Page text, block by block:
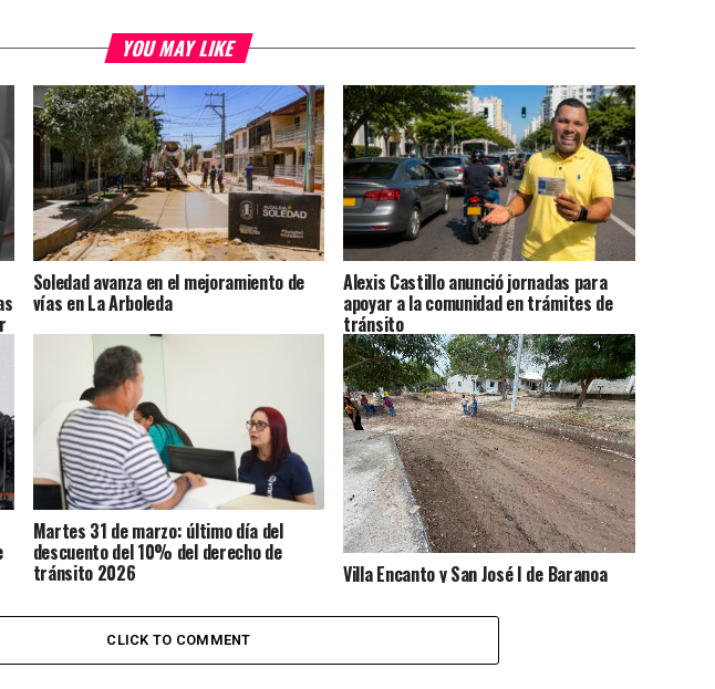
YOU MAY LIKE
Soledad avanza en el mejoramiento de
vías en La Arboleda
Alexis Castillo anunció jornadas para
apoyar a la comunidad en trámites de
tránsito
Martes 31 de marzo: último día del
descuento del 10% del derecho de
tránsito 2026 Villa Encanto y San José I de Baranoa
CLICK TO COMMENT